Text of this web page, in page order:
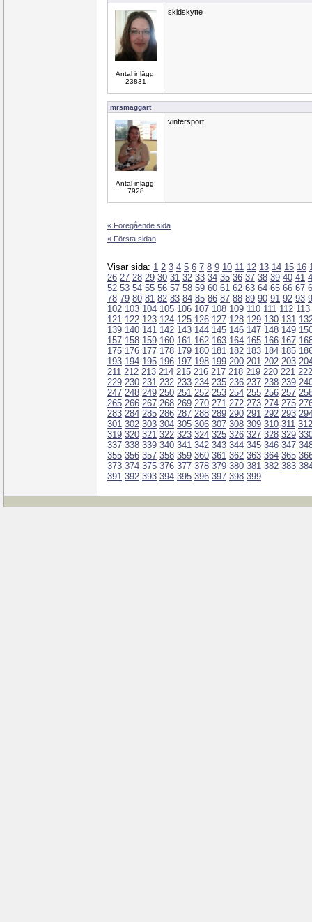
Antal inlägg:
23831
skidskytte
mrsmaggart
Antal inlägg:
7928
vintersport
« Föregående sida
« Första sidan
Visar sida: 1 2 3 4 5 6 7 8 9 10 11 12 13 14 15 16
26 27 28 29 30 31 32 33 34 35 36 37 38 39 40 41
52 53 54 55 56 57 58 59 60 61 62 63 64 65 66 67
78 79 80 81 82 83 84 85 86 87 88 89 90 91 92 93
102 103 104 105 106 107 108 109 110 111 112 113
121 122 123 124 125 126 127 128 129 130 131
139 140 141 142 143 144 145 146 147 148 149
157 158 159 160 161 162 163 164 165 166 167
175 176 177 178 179 180 181 182 183 184 185
193 194 195 196 197 198 199 200 201 202 203
211 212 213 214 215 216 217 218 219 220 221 222
229 230 231 232 233 234 235 236 237 238 239
247 248 249 250 251 252 253 254 255 256 257
265 266 267 268 269 270 271 272 273 274 275
283 284 285 286 287 288 289 290 291 292 293
301 302 303 304 305 306 307 308 309 310 311 312
319 320 321 322 323 324 325 326 327 328 329
337 338 339 340 341 342 343 344 345 346 347
355 356 357 358 359 360 361 362 363 364 365
373 374 375 376 377 378 379 380 381 382 383
391 392 393 394 395 396 397 398 399